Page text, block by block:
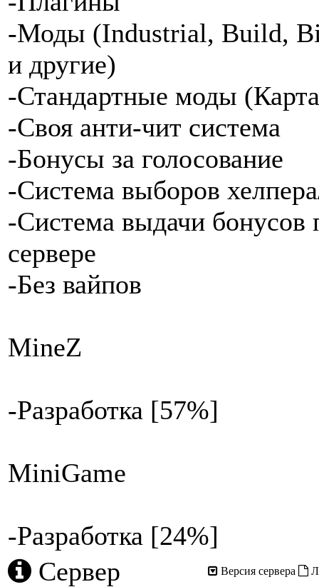
-Моды (Industrial, Build,
и другие)
-Стандартные моды
-Своя анти-чит система
-Бонусы за голосование
-Система выборов
-Система выдачи
сервере
-Без вайпов
MineZ
-Разработка [57%]
MiniGame
-Разработка [24%]
Сервер
Версия сервера